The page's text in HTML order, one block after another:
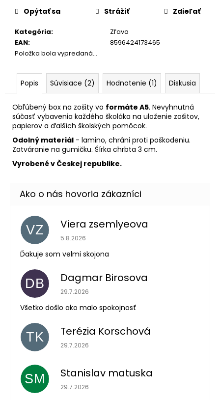
cena:
Kategória:
Zľava
EAN:
8596424173465
Položka bola vypredaná…
Opýtať sa Strážiť Zdieľať
Popis Súvisiace (2) Hodnotenie (1) Diskusia
Obľúbený box na zošity vo formáte A5. Nevyhnutná
súčasť vybavenia každého školáka na uloženie zošitov,
papierov a ďalších školských pomôcok.
Odolný materiál - lamino, chráni proti poškodeniu.
Zatváranie na gumičku. Šírka chrbta 3 cm.
Vyrobené v Českej republike.
VZ Viera zsemlyeova
Hodnotenie obchodu je 5 z 5 hviezdičiek.
5.8.2026
Ďakuje som velmi skojona
DB Dagmar Birosova
Hodnotenie obchodu je 5 z 5 hviezdičiek.
29.7.2026
Všetko došlo ako malo spokojnosť
TK Terézia Korschová
Hodnotenie obchodu je 5 z 5 hviezdičiek.
29.7.2026
SM Stanislav matuska
Hodnotenie obchodu je 5 z 5 hviezdičiek.
29.7.2026
ú
č
a
m
e
BOX
NA
DESIATU
S
PRIEHRADKOU
PLAYWORLD
PIXEL
5,56
€